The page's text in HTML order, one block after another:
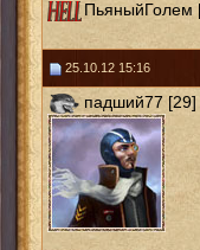
ПьяныйГолем
25.10.12 15:16
падший77 [29]